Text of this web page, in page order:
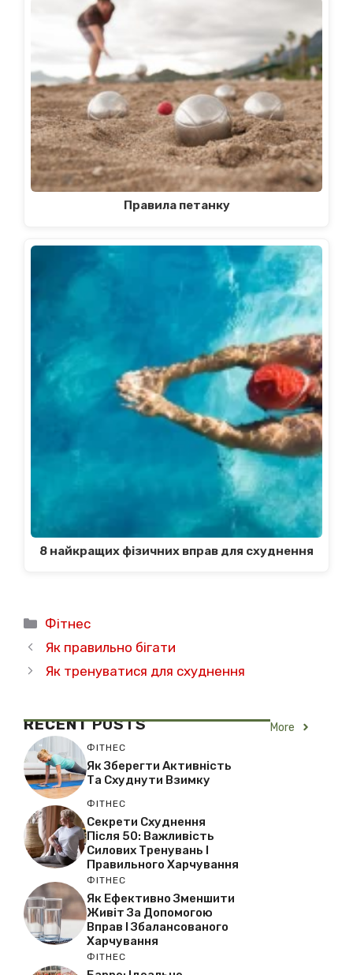
Правила петанку
8 найкращих фізичних вправ для схуднення
Категорії
Фітнес
Як правильно бігати
Як тренуватися для схуднення
RECENTPOSTS More
ФІТНЕС
Як Зберегти Активність
Та Схуднути Взимку
ФІТНЕС
Секрети Схуднення
Після 50: Важливість
Силових Тренувань І
Правильного Харчування
ФІТНЕС
Як Ефективно Зменшити
Живіт За Допомогою
Вправ І Збалансованого
Харчування
ФІТНЕС